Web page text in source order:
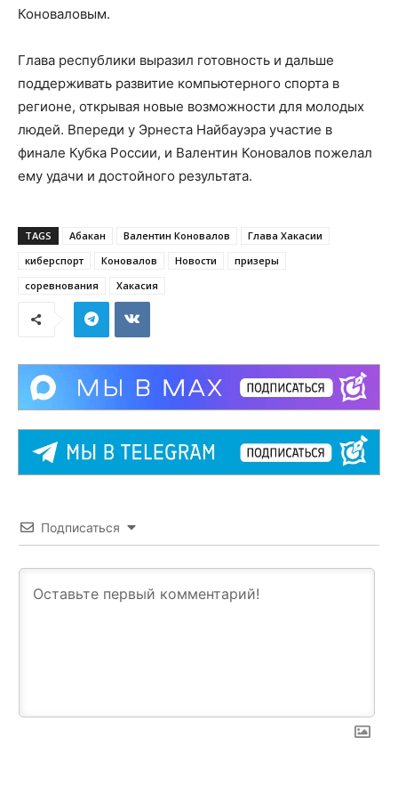
Коноваловым.
Глава республики выразил готовность и дальше
поддерживать развитие компьютерного спорта в
регионе, открывая новые возможности для молодых
людей. Впереди у Эрнеста Найбауэра участие в
финале Кубка России, и Валентин Коновалов пожелал
ему удачи и достойного результата.
TAGS Абакан Валентин Коновалов
Глава Хакасии
киберспорт
Коновалов Новости
призеры
соревнования
Хакасия
Подписаться